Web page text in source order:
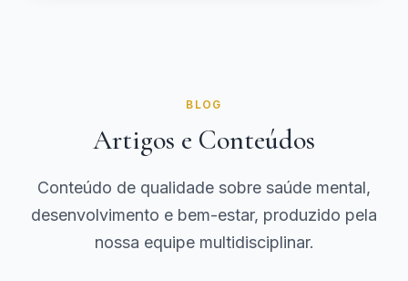
BLOG
Artigos e Conteúdos
Conteúdo de qualidade sobre saúde mental,
desenvolvimento e bem-estar, produzido pela
nossa equipe multidisciplinar.